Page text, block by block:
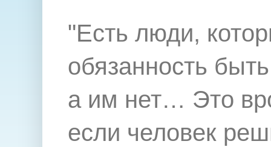
"Есть люди,
обязанность
а им нет… Это
если человек